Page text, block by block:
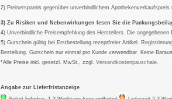
2) Preisersparnis gegenüber unverbindlichem Apothekenverkaufspreis
3) Zu Risiken und Nebenwirkungen lesen Sie die
4) Unverbindliche Preisempfehlung des Herstellers. Die
5) Gutschein gültig bei Erstbestellung rezeptfreier Artikel.
Bestellung. Gutschein nur einmal pro Kunde verwendbar. Keine
*Alle Preise inkl. gesetzl. MwSt., zzgl.Versandkostenpauschale
Angabe zur Lieferfristanzeige